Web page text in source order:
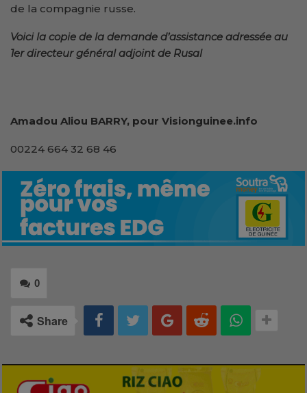
de la compagnie russe.
Voici la copie de la demande d’assistance adressée au
1er directeur général adjoint de Rusal
Amadou Aliou BARRY, pour Visionguinee.info
00224 664 32 68 46
0
Share